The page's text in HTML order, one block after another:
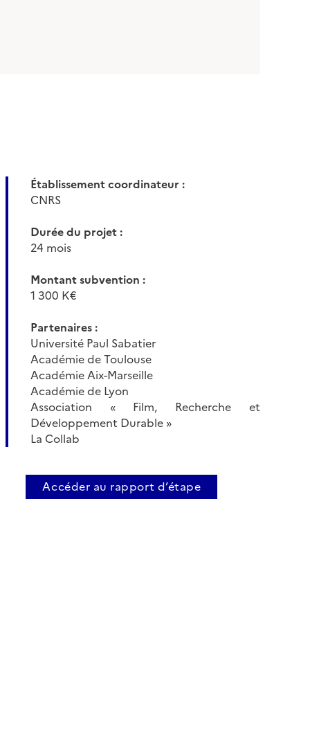
Établissement coordinateur :
CNRS
Durée du projet :
24 mois
Montant subvention :
1 300 K€
Partenaires :
Université Paul Sabatier
Académie de Toulouse
Académie Aix-Marseille
Académie de Lyon
Association « Film, Recherche et
Développement Durable »
La Collab
Accéder au rapport d’étape